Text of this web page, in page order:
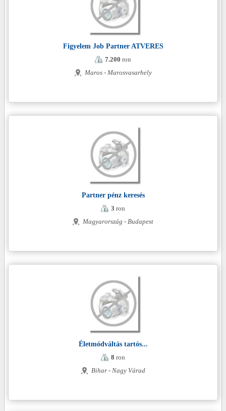
Figyelem Job Partner ATVERES
7.200 ron
Maros - Marosvasarhely
Partner pénz keresés
3 ron
Magyarország - Budapest
Életmódváltás tartós...
8 ron
Bihar - Nagy Várad